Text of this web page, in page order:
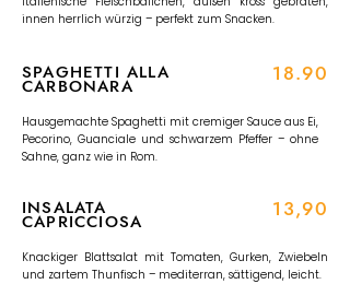
innen herrlich würzig – perfekt zum Snacken.
SPAGHETTI ALLA
CARBONARA 18.90
Hausgemachte Spaghetti mit cremiger Sauce aus Ei,
Pecorino, Guanciale und schwarzem Pfeffer – ohne
Sahne, ganz wie in Rom.
INSALATA
CAPRICCIOSA 13,90
Knackiger Blattsalat mit Tomaten, Gurken, Zwiebeln
und zartem Thunfisch – mediterran, sättigend, leicht.